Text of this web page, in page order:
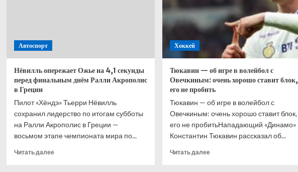
Феррари
без
группового
этапа
Автоспорт
Нёвилль опережает Ожье на 4,1 секунды
перед финальным днём Ралли Акрополис
в Греции
Пилот «Хёндэ» Тьерри Нёвилль
сохранил лидерство по итогам субботы
на Ралли Акрополис в Греции —
восьмом этапе чемпионата мира по...
Читать далееПрочитать
Хоккей
Тюкавин — об игре в волейбол с
Овечкиным: очень хорошо ставит блок,
его не пробить
Тюкавин — об игре в волейбол с
Овечкиным: очень хорошо ставит блок,
его не пробитьНападающий «Динамо»
Константин Тюкавин рассказал об...
Читать далееПрочитать